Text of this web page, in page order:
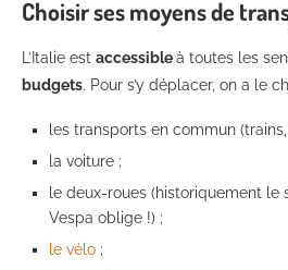
Choisir ses moyens de
L’Italie est accessibleà toutes les
budgets. Pour s’y déplacer, on a le
les transports en commun
la voiture ;
le deux-roues (historiquement le
Vespa oblige !) ;
le vélo ;